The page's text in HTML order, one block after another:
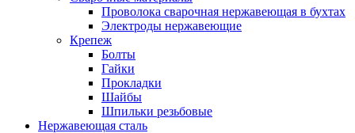
Проволока сварочная нержавеющая в бухтах
Электроды нержавеющие
Крепеж
Болты
Гайки
Прокладки
Шайбы
Шпильки резьбовые
Нержавеющая сталь